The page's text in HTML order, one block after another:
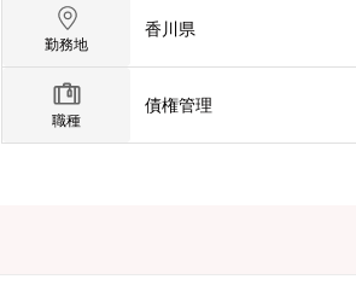
企業の再成長を支える専門人材として、金
【魅力】■金融機関だからこそできる企業再
生・成長を支援します。単なる債権管理では
の立案、事業計画策定、経営改善支援、債
援先企業の経営者や現場責任者と直接対話
環境です。■幅広い専門性を活かせます。活
勤務地
香川県
職種
債権管理